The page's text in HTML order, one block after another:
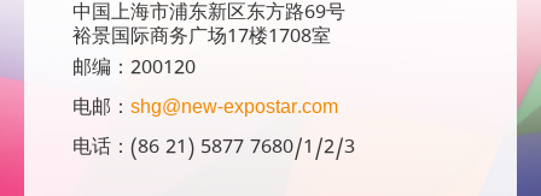
中国上海市浦东新区东方路69号
裕景国际商务广场17楼1708室
邮编：200120
电邮： shg@new-expostar.com
电话：(86 21) 5877 7680/1/2/3